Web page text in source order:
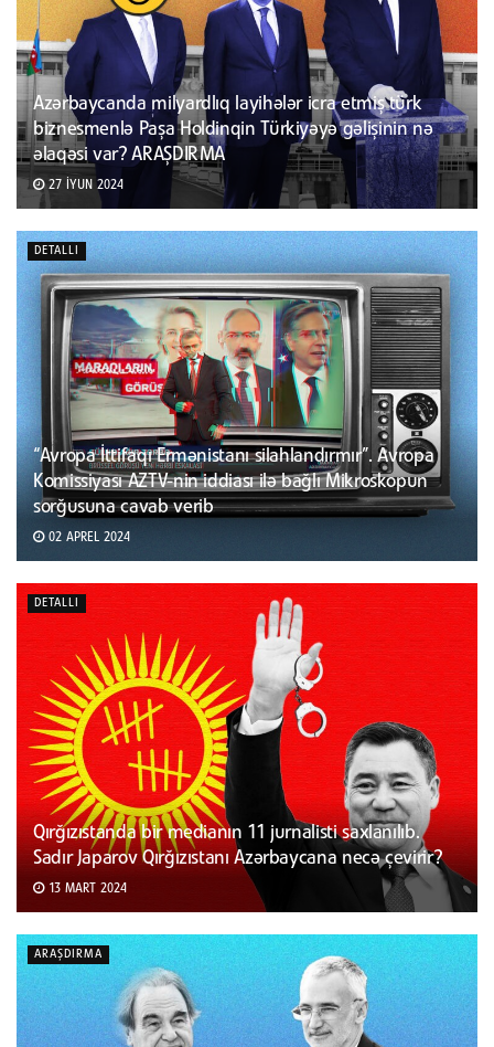
Azərbaycanda milyardlıq layihələr icra etmiş türk
biznesmenlə Paşa Holdinqin Türkiyəyə gəlişinin nə
əlaqəsi var? ARAŞDIRMA
27 İYUN 2024
DETALLI
“Avropa İttifaqı Ermənistanı silahlandırmır”. Avropa
Komissiyası AZTV-nin iddiası ilə bağlı Mikroskopun
sorğusuna cavab verib
02 APREL 2024
DETALLI
Qırğızıstanda bir medianın 11 jurnalisti saxlanılıb.
Sadır Japarov Qırğızıstanı Azərbaycana necə çevirir?
13 MART 2024
ARAŞDIRMA